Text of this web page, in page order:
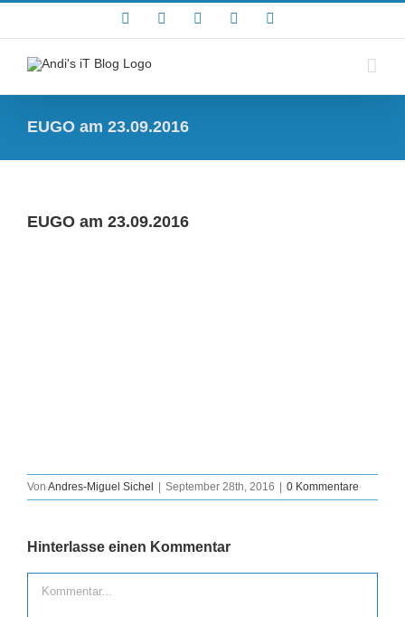
Facebook YouTube
EUGO am 23.09.2016
EUGO am 23.09.2016
Von Andres-Miguel Sichel | September 28th, 2016 | 0 Kommentare
Hinterlasse einen Kommentar